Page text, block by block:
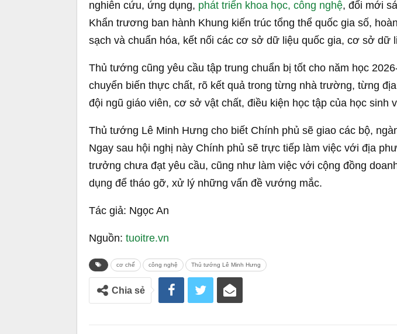
Thủ tướng khẳng định Chính phủ, các bộ, ngành, địa phương nghiêm túc tiếp thu ý kiến chỉ đạo
nước Tô Lâm – Ảnh: VGP/Nhật Bắc
Lấy tiêu chí giải ngân vốn, triển khai dự án để đánh giá, điều
các bộ, địa phương giải ngân chậm và không đạt tiến độ. Tiến
bố trí và điều động lại cán bộ trong thời gian tới và việc thực hiện
hội, giải ngân vốn đầu tư công là căn cứ đánh giá.
Cùng với đó phải tập trung tháo gỡ các điểm nghẽn và khơi
trưởng truyền thống trên các lĩnh vực cụ thể. Chú trọng xử lý hiệu
tồn đọng, kéo dài, không chỉ là hoàn thành phương án xử lý mà
vào triển khai trên thực tế để tạo nguồn thu ngân sách, giải quyết
gỡ nguồn vốn, đất đai đang tồn đọng.
Tạo đột phá ở các động lực tăng trưởng mới thông qua thúc đẩy
Khẩn trương ban hành Khung kiến trúc tổng thể quốc gia số,
sạch và chuẩn hóa, kết nối các cơ sở dữ liệu quốc gia, cơ sở dữ